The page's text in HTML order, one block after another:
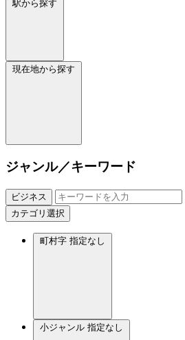
駅から探す
現在地から探す
ジャンル／キーワード
ビジネス
カテゴリ選択
町村字 指定なし
小ジャンル 指定なし